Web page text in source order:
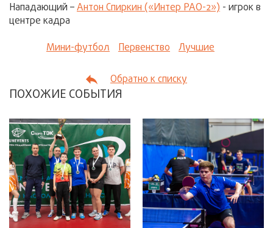
Нападающий –Антон Спиркин («Интер РАО-2») - игрок в
центре кадра
Мини-футбол Первенство Лучшие
Обратно к списку
ПОХОЖИЕ СОБЫТИЯ